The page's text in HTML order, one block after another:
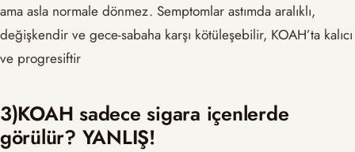
ama asla normale dönmez. Semptomlar astımda aralıklı,
değişkendir ve gece-sabaha karşı kötüleşebilir, KOAH’ta kalıcı
ve progresiftir
3)KOAH sadece sigara içenlerde
görülür? YANLIŞ!